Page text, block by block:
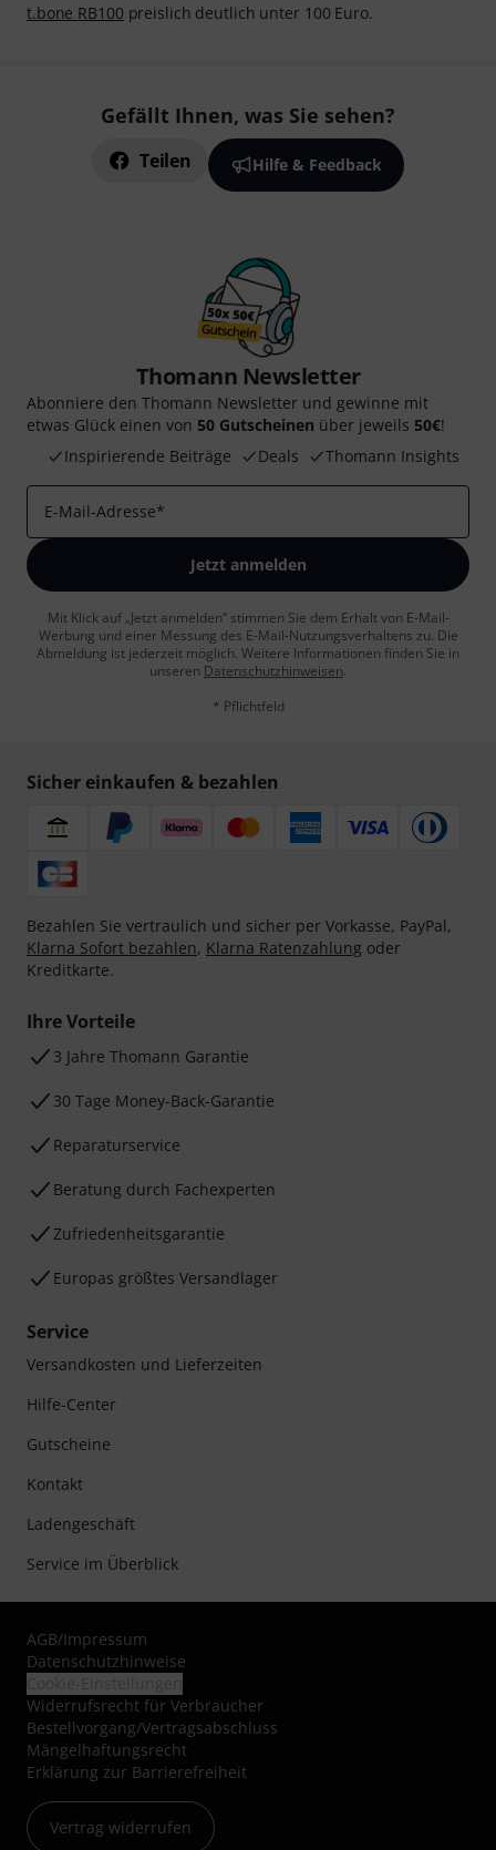
t.bone RB100 preislich deutlich unter 100 Euro.
Gefällt Ihnen, was Sie sehen?
Teilen Hilfe & Feedback
Thomann Newsletter
Abonniere den Thomann Newsletter und gewinne mit
etwas Glück einen von 50 Gutscheinen über jeweils 50€!
Inspirierende Beiträge
Deals Thomann Insights
E-Mail-Adresse*
Jetzt anmelden
Mit Klick auf „Jetzt anmelden“ stimmen Sie dem Erhalt von E-Mail-
Werbung und einer Messung des E-Mail-Nutzungsverhaltens zu. Die
Abmeldung ist jederzeit möglich. Weitere Informationen finden Sie in
unseren Datenschutzhinweisen.
* Pflichtfeld
Sicher einkaufen & bezahlen
Bezahlen Sie vertraulich und sicher per Vorkasse, PayPal,
Klarna Sofort bezahlen, Klarna Ratenzahlung oder
Kreditkarte.
Ihre Vorteile
3 Jahre Thomann Garantie
30 Tage Money-Back-Garantie
Reparaturservice
Beratung durch Fachexperten
Zufriedenheitsgarantie
Europas größtes Versandlager
Service
Versandkosten und Lieferzeiten
Hilfe-Center
Gutscheine
Kontakt
Ladengeschäft
Service im Überblick
AGB/Impressum
Datenschutzhinweise
Widerrufsrecht für Verbraucher
Bestellvorgang/Vertragsabschluss
Mängelhaftungsrecht
Erklärung zur Barrierefreiheit
Vertrag widerrufen